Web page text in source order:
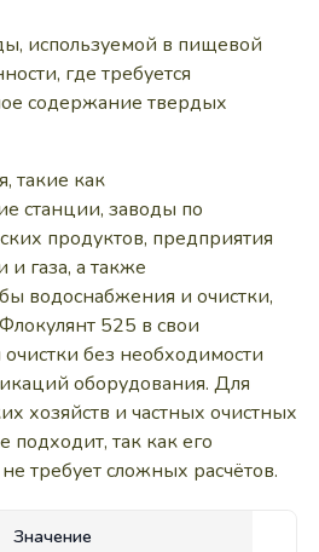
используемой в пищевой
где требуется
содержание твердых
такие как
станции, заводы по
продуктов, предприятия
газа, а также
водоснабжения и очистки,
525 в свои
без необходимости
оборудования. Для
хозяйств и частных очистных
подходит, так как его
требует сложных расчётов.
Значение